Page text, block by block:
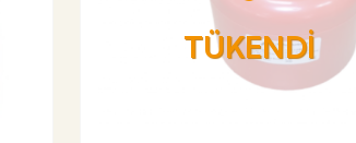
TÜKENDİ